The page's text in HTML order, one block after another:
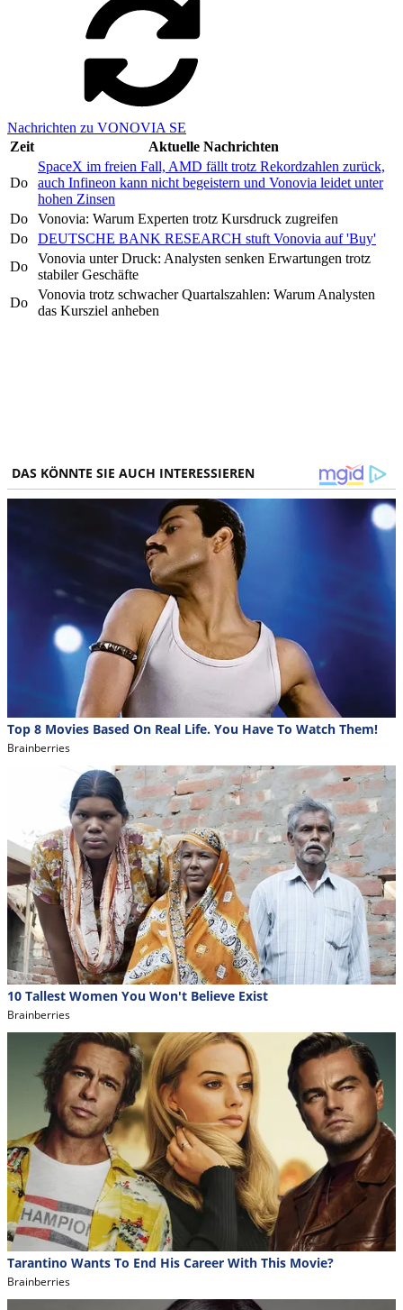
Nachrichten zu VONOVIA SE
Zeit
Aktuelle Nachrichten
Do
SpaceX im freien Fall, AMD fällt trotz Rekordzahlen zurück,
auch Infineon kann nicht begeistern und Vonovia leidet unter
hohen Zinsen
Do
Vonovia: Warum Experten trotz Kursdruck zugreifen
Do
DEUTSCHE BANK RESEARCH stuft Vonovia auf 'Buy'
Do
Vonovia unter Druck: Analysten senken Erwartungen trotz
stabiler Geschäfte
Do
Vonovia trotz schwacher Quartalszahlen: Warum Analysten
das Kursziel anheben